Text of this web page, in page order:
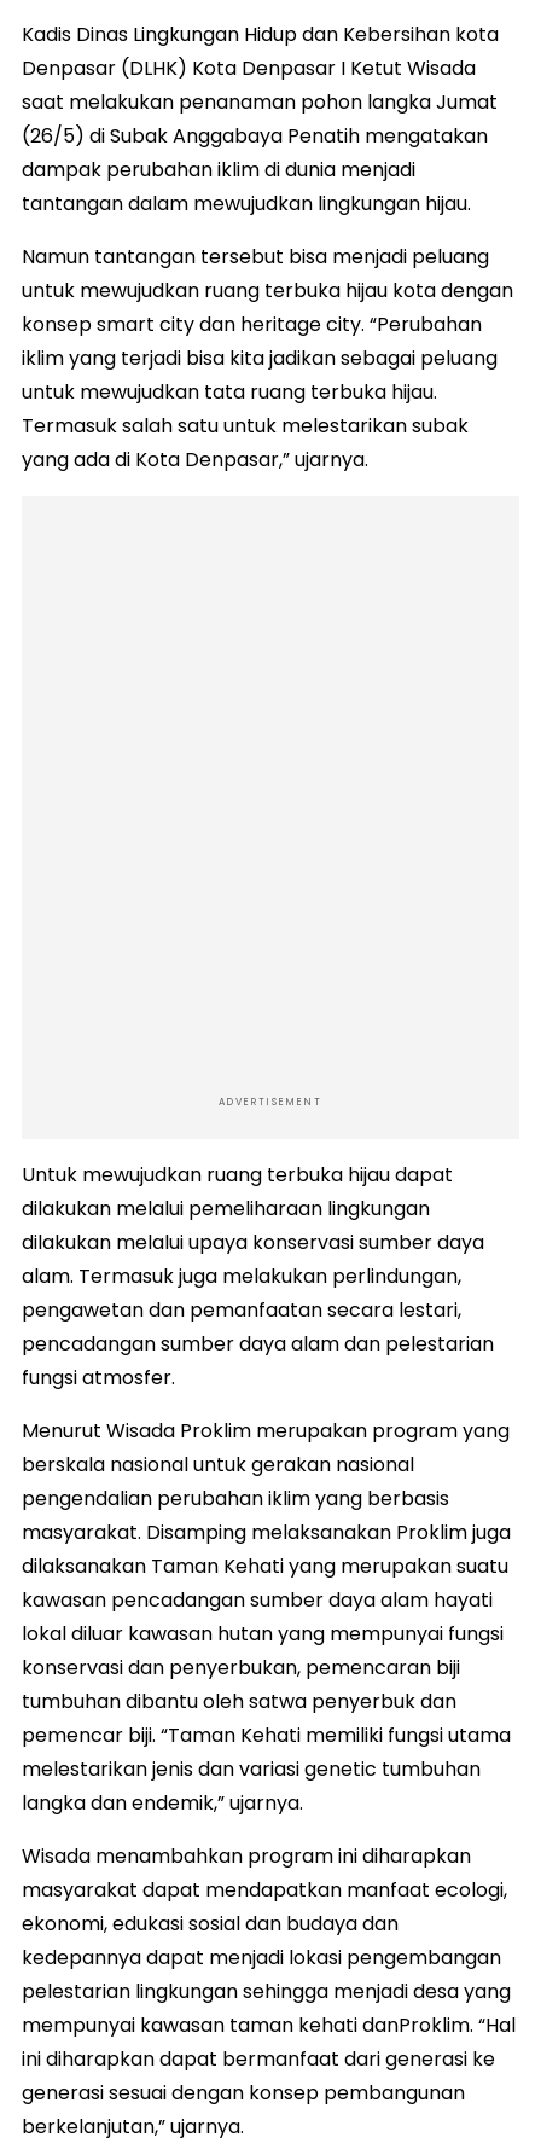
Kadis Dinas Lingkungan Hidup dan Kebersihan kota
Denpasar (DLHK) Kota Denpasar I Ketut Wisada
saat melakukan penanaman pohon langka Jumat
(26/5) di Subak Anggabaya Penatih mengatakan
dampak perubahan iklim di dunia menjadi
tantangan dalam mewujudkan lingkungan hijau.
Namun tantangan tersebut bisa menjadi peluang
untuk mewujudkan ruang terbuka hijau kota dengan
konsep smart city dan heritage city. “Perubahan
iklim yang terjadi bisa kita jadikan sebagai peluang
untuk mewujudkan tata ruang terbuka hijau.
Termasuk salah satu untuk melestarikan subak
yang ada di Kota Denpasar,” ujarnya.
ADVERTISEMENT
Untuk mewujudkan ruang terbuka hijau dapat
dilakukan melalui pemeliharaan lingkungan
dilakukan melalui upaya konservasi sumber daya
alam. Termasuk juga melakukan perlindungan,
pengawetan dan pemanfaatan secara lestari,
pencadangan sumber daya alam dan pelestarian
fungsi atmosfer.
Menurut Wisada Proklim merupakan program yang
berskala nasional untuk gerakan nasional
pengendalian perubahan iklim yang berbasis
masyarakat. Disamping melaksanakan Proklim juga
dilaksanakan Taman Kehati yang merupakan suatu
kawasan pencadangan sumber daya alam hayati
lokal diluar kawasan hutan yang mempunyai fungsi
konservasi dan penyerbukan, pemencaran biji
tumbuhan dibantu oleh satwa penyerbuk dan
pemencar biji. “Taman Kehati memiliki fungsi utama
melestarikan jenis dan variasi genetic tumbuhan
langka dan endemik,” ujarnya.
Wisada menambahkan program ini diharapkan
masyarakat dapat mendapatkan manfaat ecologi,
ekonomi, edukasi sosial dan budaya dan
kedepannya dapat menjadi lokasi pengembangan
pelestarian lingkungan sehingga menjadi desa yang
mempunyai kawasan taman kehati danProklim. “Hal
ini diharapkan dapat bermanfaat dari generasi ke
generasi sesuai dengan konsep pembangunan
berkelanjutan,” ujarnya.